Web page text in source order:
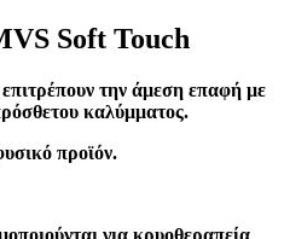
Soft Touch
την άμεση επαφή με
καλύμματος.
προϊόν.